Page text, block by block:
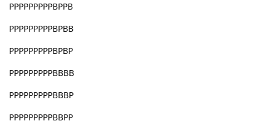
PPPPPPPPPBPPB
PPPPPPPPPBPBB
PPPPPPPPPBPBP
PPPPPPPPPBBBB
PPPPPPPPPBBBP
PPPPPPPPPBBPP